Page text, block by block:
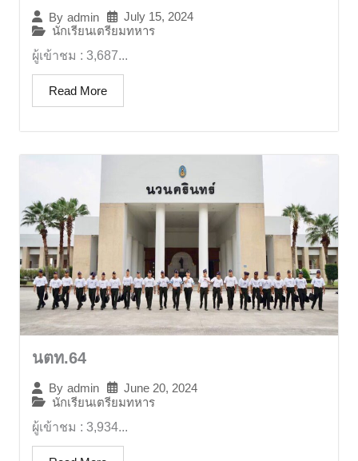
By admin
July 15, 2024
นักเรียนเตรียมทหาร
ผู้เข้าชม : 3,687...
Read More
นตท.64
By admin
June 20, 2024
นักเรียนเตรียมทหาร
ผู้เข้าชม : 3,934...